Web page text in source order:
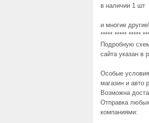
в наличии 1 шт
и многие
***** ***** *****
Подробную
сайта указан в
Особые
магазин и авто
Возможна
Отправка
компаниями: